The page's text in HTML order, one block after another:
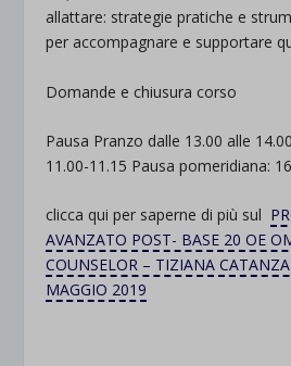
allattare: strategie pratiche e
per accompagnare e supportare
Domande e chiusura corso
Pausa Pranzo dalle 13.00 alle
11.00-11.15 Pausa pomeridiana:
clicca qui per saperne di più sul
AVANZATO POST- BASE 20 OE
COUNSELOR – TIZIANA
MAGGIO 2019